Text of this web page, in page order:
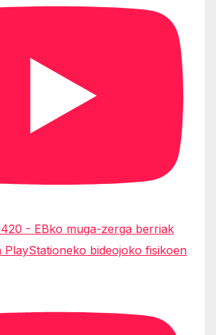
- EBko muga-zerga berriak
PlayStationeko bideojoko fisikoen